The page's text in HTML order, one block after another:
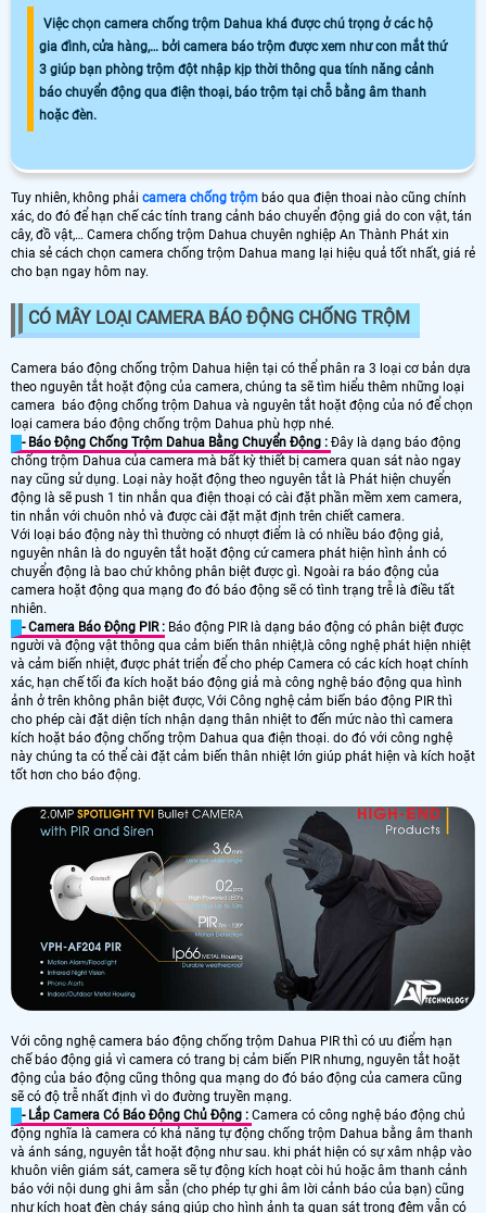
Việc chọn camera chống trộm Dahua khá được chú trọng ở các hộ
gia đình, cửa hàng,… bởi camera báo trộm được xem như con mắt thứ
3 giúp bạn phòng trộm đột nhập kịp thời thông qua tính năng cảnh
báo chuyển động qua điện thoại, báo trộm tại chỗ bằng âm thanh
hoặc đèn.
Tuy nhiên, không phải camera chống trộm báo qua điện thoai nào cũng chính
xác, do đó để hạn chế các tính trang cảnh báo chuyển động giả do con vật, tán
cây, đồ vật,… Camera chống trộm Dahua chuyên nghiệp An Thành Phát xin
chia sẻ cách chọn camera chống trộm Dahua mang lại hiệu quả tốt nhất, giá rẻ
cho bạn ngay hôm nay.
CÓ MÂY LOẠI CAMERA BÁO ĐỘNG CHỐNG TRỘM
Camera báo động chống trộm Dahua hiện tại có thể phân ra 3 loại cơ bản dựa
theo nguyên tắt hoặt động của camera, chúng ta sẽ tìm hiểu thêm những loại
camera báo động chống trộm Dahua và nguyên tắt hoặt động của nó để chọn
loại camera báo động chống trộm Dahua phù hợp nhé.
- Báo Động Chống Trộm Dahua Bằng Chuyển Động : Đây là dạng báo động
chống trộm Dahua của camera mà bất kỳ thiết bị camera quan sát nào ngay
nay cũng sử dụng. Loại này hoặt động theo nguyên tắt là Phát hiện chuyển
động là sẽ push 1 tin nhắn qua điện thoại có cài đặt phần mềm xem camera,
tin nhắn với chuôn nhỏ và được cài đặt mặt định trên chiết camera.
Với loại báo động này thì thường có nhượt điểm là có nhiều báo động giả,
nguyên nhân là do nguyên tắt hoặt động cứ camera phát hiện hình ảnh có
chuyển động là bao chứ không phân biệt được gì. Ngoài ra báo động của
camera hoặt động qua mạng đo đó báo động sẽ có tình trạng trễ là điều tất
nhiên.
- Camera Báo Động PIR : Báo động PIR là dạng báo động có phân biệt được
người và động vật thông qua cảm biến thân nhiệt,là công nghệ phát hiện nhiệt
và cảm biến nhiệt, được phát triển để cho phép Camera có các kích hoạt chính
xác, hạn chế tối đa kích hoặt báo động giả mà công nghệ báo động qua hình
ảnh ở trên không phân biệt được, Với Công nghệ cảm biến báo động PIR thì
cho phép cài đặt diện tích nhận dạng thân nhiệt to đến mức nào thì camera
kích hoặt báo động chống trộm Dahua qua điện thoại. do đó với công nghệ
này chúng ta có thể cài đặt cảm biến thân nhiệt lớn giúp phát hiện và kích hoặt
tốt hơn cho báo động.
Với công nghệ camera báo động chống trộm Dahua PIR thì có ưu điểm hạn
chế báo động giả vì camera có trang bị cảm biến PIR nhưng, nguyên tắt hoặt
động của báo động cũng thông qua mạng do đó báo động của camera cũng
sẽ có độ trễ nhất định vì do đường truyền mạng.
- Lắp Camera Có Báo Động Chủ Động : Camera có công nghệ báo động chủ
động nghĩa là camera có khả năng tự động chống trộm Dahua bằng âm thanh
và ánh sáng, nguyên tắt hoặt động như sau. khi phát hiện có sự xâm nhập vào
khuôn viên giám sát, camera sẽ tự động kích hoạt còi hú hoặc âm thanh cảnh
báo với nội dung ghi âm sẵn (cho phép tự ghi âm lời cảnh báo của bạn) cũng
như kích hoạt đèn cháy sáng giúp cho hình ảnh ta quan sát trong đêm vẫn có